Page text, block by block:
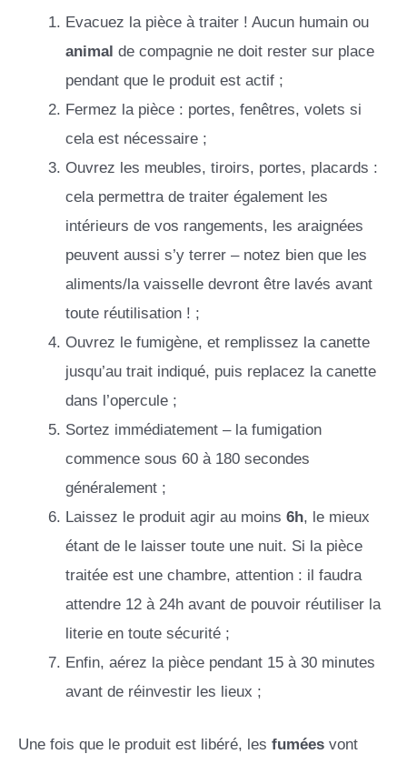
Evacuez la pièce à traiter ! Aucun humain ou
animal de compagnie ne doit rester sur place
pendant que le produit est actif ;
Fermez la pièce : portes, fenêtres, volets si
cela est nécessaire ;
Ouvrez les meubles, tiroirs, portes, placards :
cela permettra de traiter également les
intérieurs de vos rangements, les araignées
peuvent aussi s’y terrer – notez bien que les
aliments/la vaisselle devront être lavés avant
toute réutilisation ! ;
Ouvrez le fumigène, et remplissez la canette
jusqu’au trait indiqué, puis replacez la canette
dans l’opercule ;
Sortez immédiatement – la fumigation
commence sous 60 à 180 secondes
généralement ;
Laissez le produit agir au moins 6h, le mieux
étant de le laisser toute une nuit. Si la pièce
traitée est une chambre, attention : il faudra
attendre 12 à 24h avant de pouvoir réutiliser la
literie en toute sécurité ;
Enfin, aérez la pièce pendant 15 à 30 minutes
avant de réinvestir les lieux ;
Une fois que le produit est libéré, les fumées vont